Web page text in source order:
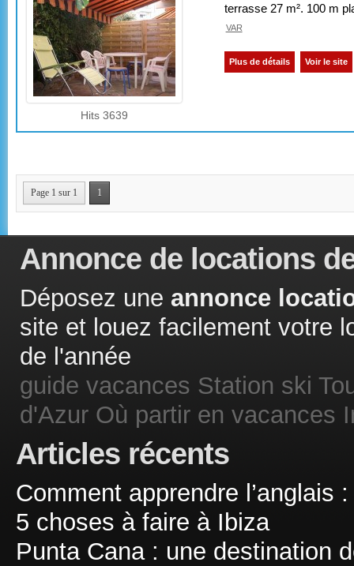
Hits 3639
terrasse 27 m². 100 m
VAR
Plus de détails Voir le site
Page 1 sur 1 1
Annonce de locations
Déposez une annonce
site et louez facilement votre
de l'année
guide vacances Station ski
d'Azur Où partir en vacances
Articles récents
Comment apprendre l’anglais
5 choses à faire à Ibiza
Punta Cana : une destination